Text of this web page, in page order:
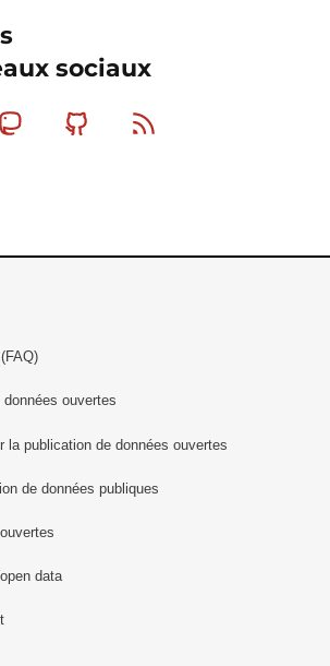
sociaux
MastodonGithub
ouvertes
la publication de données ouvertes
de données publiques
data